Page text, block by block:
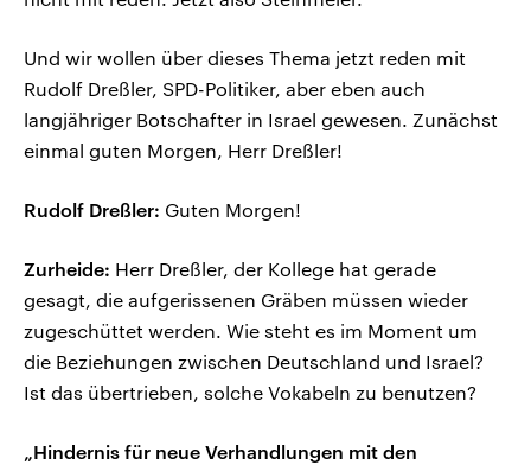
Und wir wollen über dieses Thema jetzt reden mit
Rudolf Dreßler, SPD-Politiker, aber eben auch
langjähriger Botschafter in Israel gewesen. Zunächst
einmal guten Morgen, Herr Dreßler!
Rudolf Dreßler: Guten Morgen!
Zurheide: Herr Dreßler, der Kollege hat gerade
gesagt, die aufgerissenen Gräben müssen wieder
zugeschüttet werden. Wie steht es im Moment um
die Beziehungen zwischen Deutschland und Israel?
Ist das übertrieben, solche Vokabeln zu benutzen?
„Hindernis für neue Verhandlungen mit den